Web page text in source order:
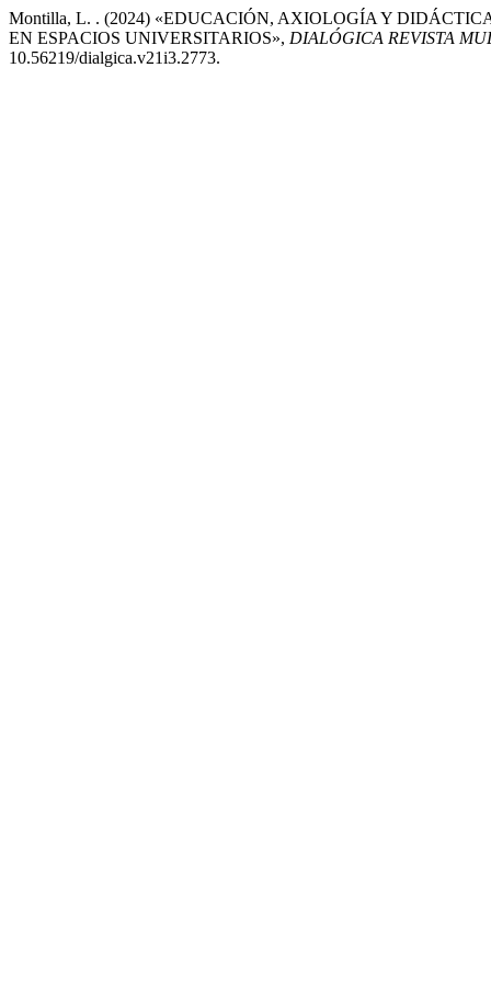
Montilla, L. . (2024) «EDUCACIÓN, AXIOLOGÍA Y
EN ESPACIOS UNIVERSITARIOS», DIALÓGICA REVISTA
10.56219/dialgica.v21i3.2773.